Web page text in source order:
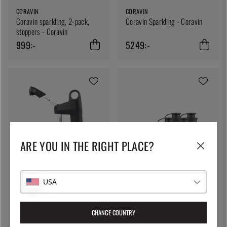
CORAVIN
Coravin sparkling, 2-pack,
stoppers - Coravin
999:-
CORAVIN
Coravin Sparkling - Coravin
5249:-
CORAVIN
Pivot+, Aerator, Vinluftare -
Coravin
CORAVIN
329:-
ARE YOU IN THE RIGHT PLACE?
USA
CHANGE COUNTRY